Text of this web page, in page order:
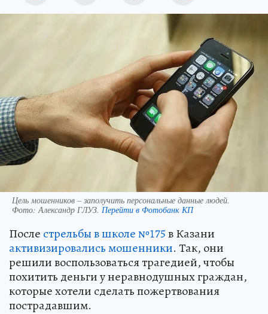
Цель мошенников – заполучить персональные данные людей.
Фото: Александр ГЛУЗ. Перейти в Фотобанк КП
После стрельбы в школе №175в Казани
активизировались мошенники. Так, они
решили воспользоваться трагедией, чтобы
похитить деньги у неравнодушных граждан,
которые хотели сделать пожертвования
пострадавшим.